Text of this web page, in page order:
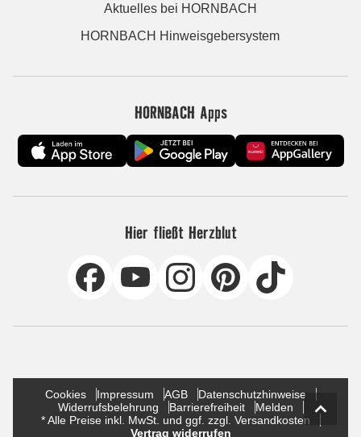
Aktuelles bei HORNBACH
HORNBACH Hinweisgebersystem
HORNBACH Apps
Hier fließt Herzblut
Cookies Impressum AGB
Datenschutzhinweise
Widerrufsbelehrung
Barrierefreiheit
Melden
* Alle Preise inkl. MwSt. und ggf. zzgl. Versandkosten
Vertrag widerrufen